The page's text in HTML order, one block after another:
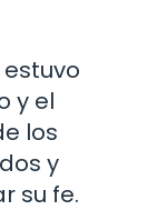
y el
los
y
su fe.